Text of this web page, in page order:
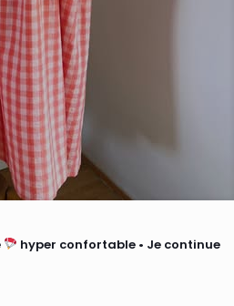
hyper confortable • Je continue